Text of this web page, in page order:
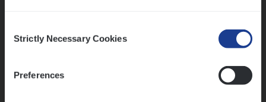
Selection
Strictly Necessary Cookies
Preferences
Meer dan collega’s: hoe Julie en Aurélie elkaar
Mathias houdt van diepgaande dossiers én droge